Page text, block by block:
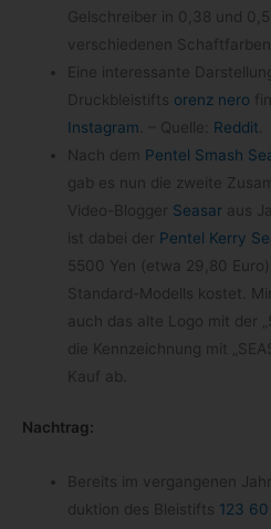
Gelschreiber in 0,38 und
ver­schie­de­nen Schaftfarben.
Eine inter­es­sante
Druck­blei­stifts orenz nero
Insta­gram . – Quelle: Red­dit
Nach dem Pen­tel Smash
gab es nun die zweite
Video-​Blogger Sea­sar aus
ist dabei der Pen­tel Kerry
5500 Yen (etwa 29,80
Standard-​Modells kos­tet.
auch das alte Logo mit der
die Kenn­zeich­nung mit
Kauf ab.
Nach­trag:
Bereits im ver­gan­ge­nen
duk­tion des Blei­stifts 123 60